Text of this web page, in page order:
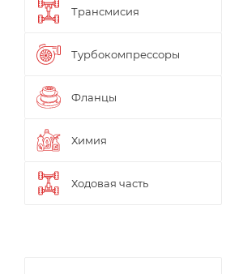
Трансмисия
Турбокомпрессоры
Фланцы
Химия
Ходовая часть